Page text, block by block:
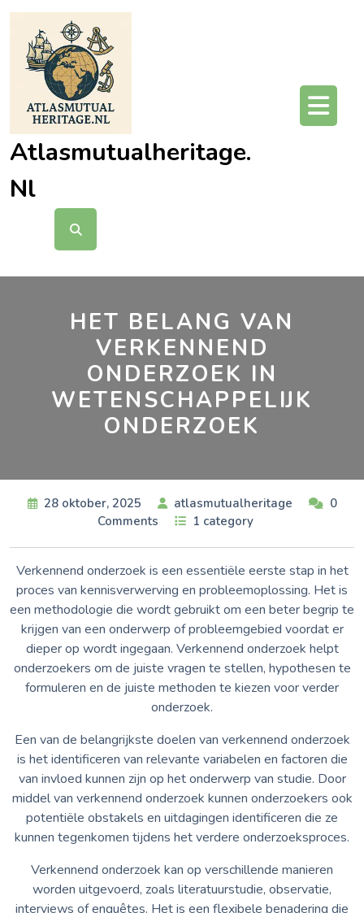
Ga
inhoud
Atlasmutualheritage.
Nl
HET BELANG VAN
VERKENNEND
ONDERZOEK IN
WETENSCHAPPELIJK
ONDERZOEK
28 oktober, 2025 atlasmutualheritage
0
Comments
1 category
Verkennend onderzoek is een essentiële eerste stap in het
proces van kennisverwerving en probleemoplossing. Het is
een methodologie die wordt gebruikt om een beter begrip te
krijgen van een onderwerp of probleemgebied voordat er
dieper op wordt ingegaan. Verkennend onderzoek helpt
onderzoekers om de juiste vragen te stellen, hypothesen te
formuleren en de juiste methoden te kiezen voor verder
onderzoek.
Een van de belangrijkste doelen van verkennend onderzoek
is het identificeren van relevante variabelen en factoren die
van invloed kunnen zijn op het onderwerp van studie. Door
middel van verkennend onderzoek kunnen onderzoekers ook
potentiële obstakels en uitdagingen identificeren die ze
kunnen tegenkomen tijdens het verdere onderzoeksproces.
Verkennend onderzoek kan op verschillende manieren
worden uitgevoerd, zoals literatuurstudie, observatie,
interviews of enquêtes. Het is een flexibele benadering die